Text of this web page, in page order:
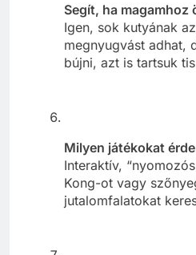
Segít, ha magamhoz
Igen, sok kutyának
megnyugvást adhat,
bújni, azt is tartsuk
Milyen játékokat
Interaktív,
Kong-ot vagy
jutalomfalatokat